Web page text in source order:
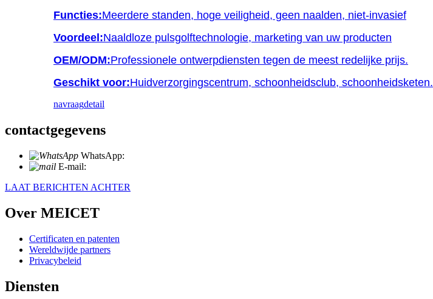
Functies:Meerdere standen, hoge veiligheid, geen naalden, niet-invasief
Voordeel:Naaldloze pulsgolftechnologie, marketing van uw producten
OEM/ODM:Professionele ontwerpdiensten tegen de meest redelijke prijs.
Geschikt voor:Huidverzorgingscentrum, schoonheidsclub, schoonheidsketen.
navraagdetail
contactgegevens
WhatsApp:
E-mail:
LAAT BERICHTEN ACHTER
Over MEICET
Certificaten en patenten
Wereldwijde partners
Privacybeleid
Diensten